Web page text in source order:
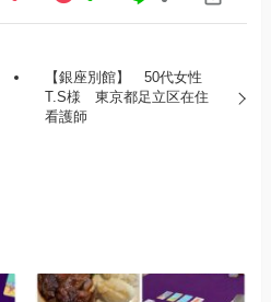
【銀座別館】 50代女性
T.S様 東京都足立区在住
看護師